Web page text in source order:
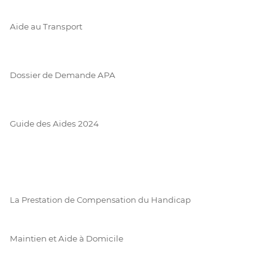
Aide au Transport
Dossier de Demande APA
Guide des Aides 2024
La Prestation de Compensation du Handicap
Maintien et Aide à Domicile